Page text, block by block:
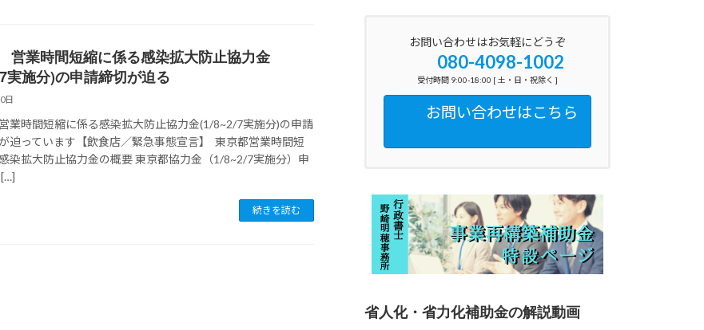
業時間短縮に係る感染拡大防止協力金
実施分)の申請締切が迫る
日
時間短縮に係る感染拡大防止協力金(1/8~2/7実施分)の申請
迫っています【飲食店／緊急事態宣言】 東京都営業時間短
染拡大防止協力金の概要 東京都協力金（1/8~2/7実施分）申
続きを読む
お問い合わせはお気軽にどうぞ
080-4098-1002
受付時間 9:00-18:00 [ 土・日・祝除く ]
お問い合わせはこちら
省人化・省力化補助金の解説動画